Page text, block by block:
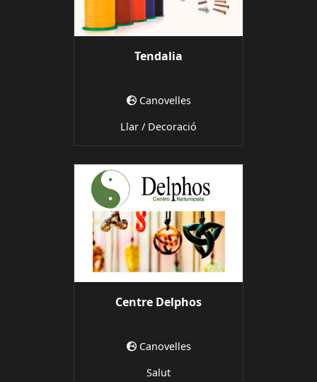
Tendalia
Canovelles
Llar / Decoració
Centre Delphos
Canovelles
Salut